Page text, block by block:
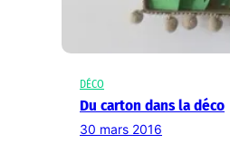
DÉCO
Du carton dans la déco
30 mars 2016